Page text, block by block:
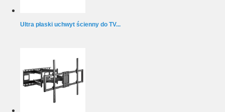
Ultra płaski uchwyt ścienny do TV...